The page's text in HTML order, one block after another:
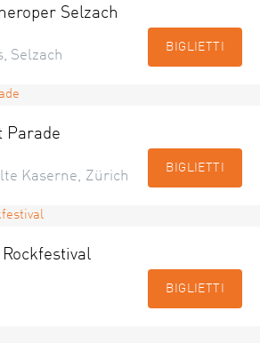
Selzach
Selzach
BIGLIETTI
Parade
Kaserne, Zürich
BIGLIETTI
BIGLIETTI